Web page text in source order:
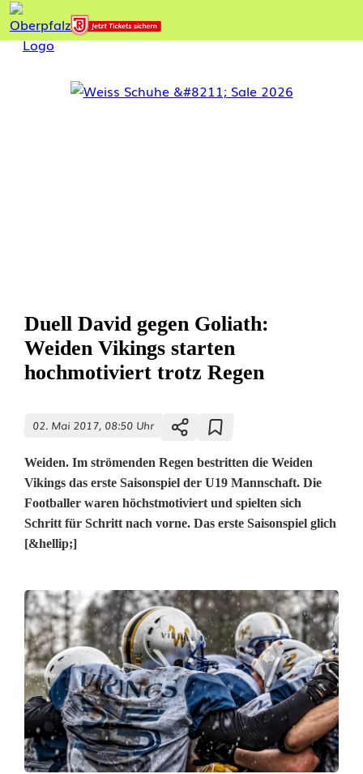
Duell David gegen Goliath:
Weiden Vikings starten
hochmotiviert trotz Regen
02. Mai 2017, 08:50 Uhr
Weiden. Im strömenden Regen bestritten die Weiden
Vikings das erste Saisonspiel der U19 Mannschaft. Die
Footballer waren höchstmotiviert und spielten sich
Schritt für Schritt nach vorne. Das erste Saisonspiel glich
[&hellip;]